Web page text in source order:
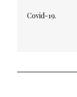
Covid-19.